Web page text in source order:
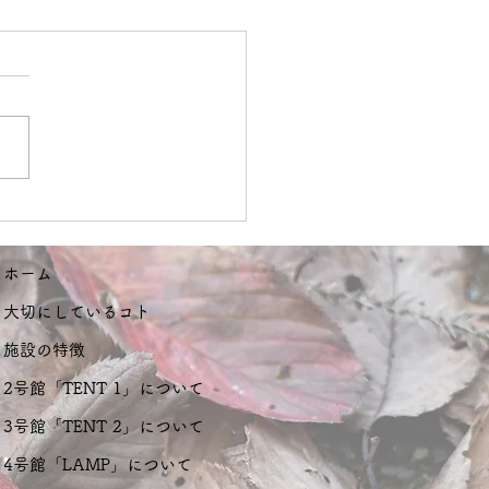
ホーム
大切にしているコト
施設の特徴
2号館「TENT 1」について
3号館「TENT 2」について
4号館「LAMP」について